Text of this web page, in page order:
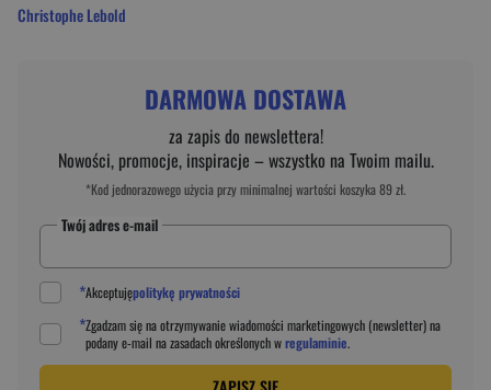
Christophe Lebold
DARMOWA DOSTAWA
za zapis do newslettera!
Nowości, promocje, inspiracje – wszystko na Twoim mailu.
*Kod jednorazowego użycia przy minimalnej wartości koszyka 89 zł.
Twój adres e-mail
*Akceptujępolitykę prywatności
*Zgadzam się na otrzymywanie wiadomości marketingowych (newsletter) na
podanye-mail na zasadach określonych wregulaminie.